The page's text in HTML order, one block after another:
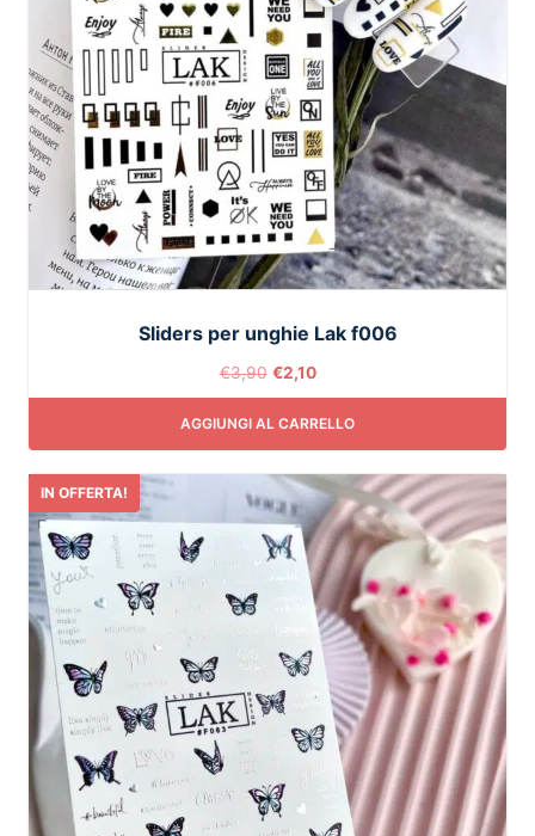
Sliders per unghie Lak f006
€3,90 €2,10
AGGIUNGI AL CARRELLO
IN OFFERTA!